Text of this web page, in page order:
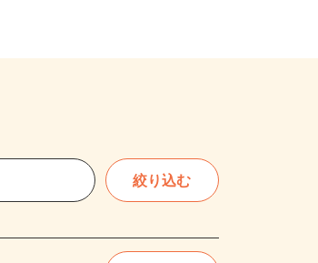
絞り込む